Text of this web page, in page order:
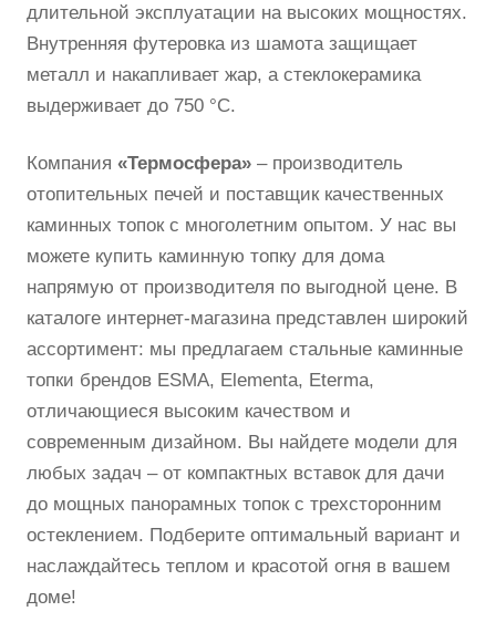
длительной эксплуатации на высоких мощностях.
Внутренняя футеровка из шамота защищает
металл и накапливает жар, а стеклокерамика
выдерживает до 750 °C.
Компания «Термосфера» – производитель
отопительных печей и поставщик качественных
каминных топок с многолетним опытом. У нас вы
можете купить каминную топку для дома
напрямую от производителя по выгодной цене. В
каталоге интернет-магазина представлен широкий
ассортимент: мы предлагаем стальные каминные
топки брендов ESMA, Elementa, Eterma,
отличающиеся высоким качеством и
современным дизайном. Вы найдете модели для
любых задач – от компактных вставок для дачи
до мощных панорамных топок с трехсторонним
остеклением. Подберите оптимальный вариант и
наслаждайтесь теплом и красотой огня в вашем
доме!